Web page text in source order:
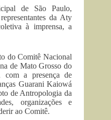
de São Paulo,
da Aty
à imprensa, a
do Comitê Nacional
de Mato Grosso do
com a presença de
Guarani Kaiowá
de Antropologia da
organizações e
ao Comitê.